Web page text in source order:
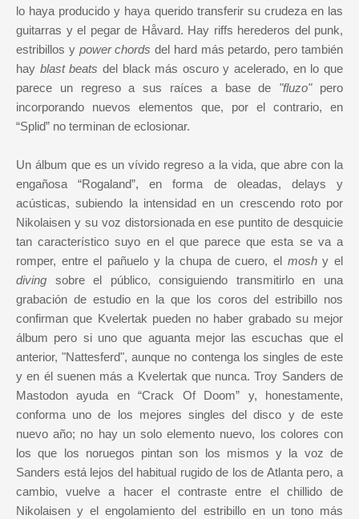
lo haya producido y haya querido transferir su crudeza en las
guitarras y el pegar de Håvard. Hay riffs herederos del punk,
estribillos y power chords del hard más petardo, pero también
hay blast beats del black más oscuro y acelerado, en lo que
parece un regreso a sus raíces a base de "fluzo"pero
incorporando nuevos elementos que, por el contrario, en
“Splid” no terminan de eclosionar.
Un álbum que es un vívido regreso a la vida, que abre con la
engañosa “Rogaland”, en forma de oleadas, delays y
acústicas, subiendo la intensidad en un crescendo roto por
Nikolaisen y su voz distorsionada en ese puntito de desquicie
tan característico suyo en el que parece que esta se va a
romper, entre el pañuelo y la chupa de cuero, el moshy el
diving sobre el público, consiguiendo transmitirlo en una
grabación de estudio en la que los coros del estribillo nos
confirman que Kvelertak pueden no haber grabado su mejor
álbum pero si uno que aguanta mejor las escuchas que el
anterior, "Nattesferd", aunque no contenga los singles de este
y en él suenen más a Kvelertak que nunca. Troy Sanders de
Mastodon ayuda en “Crack Of Doom” y, honestamente,
conforma uno de los mejores singles del disco y de este
nuevo año; no hay un solo elemento nuevo, los colores con
los que los noruegos pintan son los mismos y la voz de
Sanders está lejos del habitual rugido de los de Atlanta pero, a
cambio, vuelve a hacer el contraste entre el chillido de
Nikolaisen y el engolamiento del estribillo en un tono más